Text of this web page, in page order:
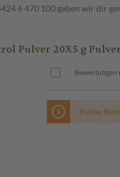
6 470 100 geben wir dir
Pulver 20X5 g Pulver
Bewertungen
Keine